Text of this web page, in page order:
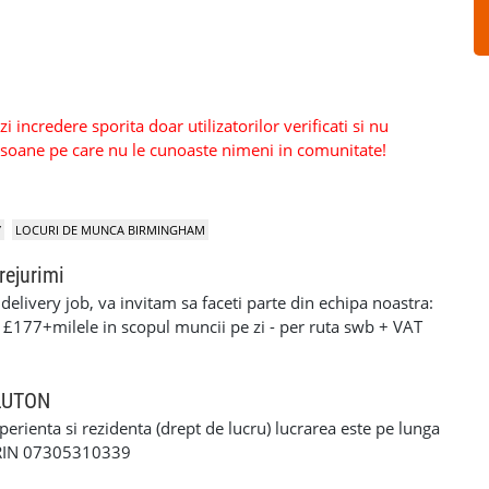
incredere sporita doar utilizatorilor verificati si nu
pe care nu le cunoaste nimeni in comunitate!
LOCURI DE MUNCA BIRMINGHAM
job, va invitam sa faceti parte din echipa noastra:
in scopul muncii pe zi - per ruta swb + VAT
in scopul muncii pe zi per ruta lwb + VAT pentru
de ani •1 an experienta pe permis •cazier curat -
•posibilitatea sa treceti un test drog si alcool
pe zi) - contract de munca pe o perioada
- van oferit de firma contra cost( in cazul in care nu
si rezidenta (drept de lucru) lucrarea este pe lunga
07305310339